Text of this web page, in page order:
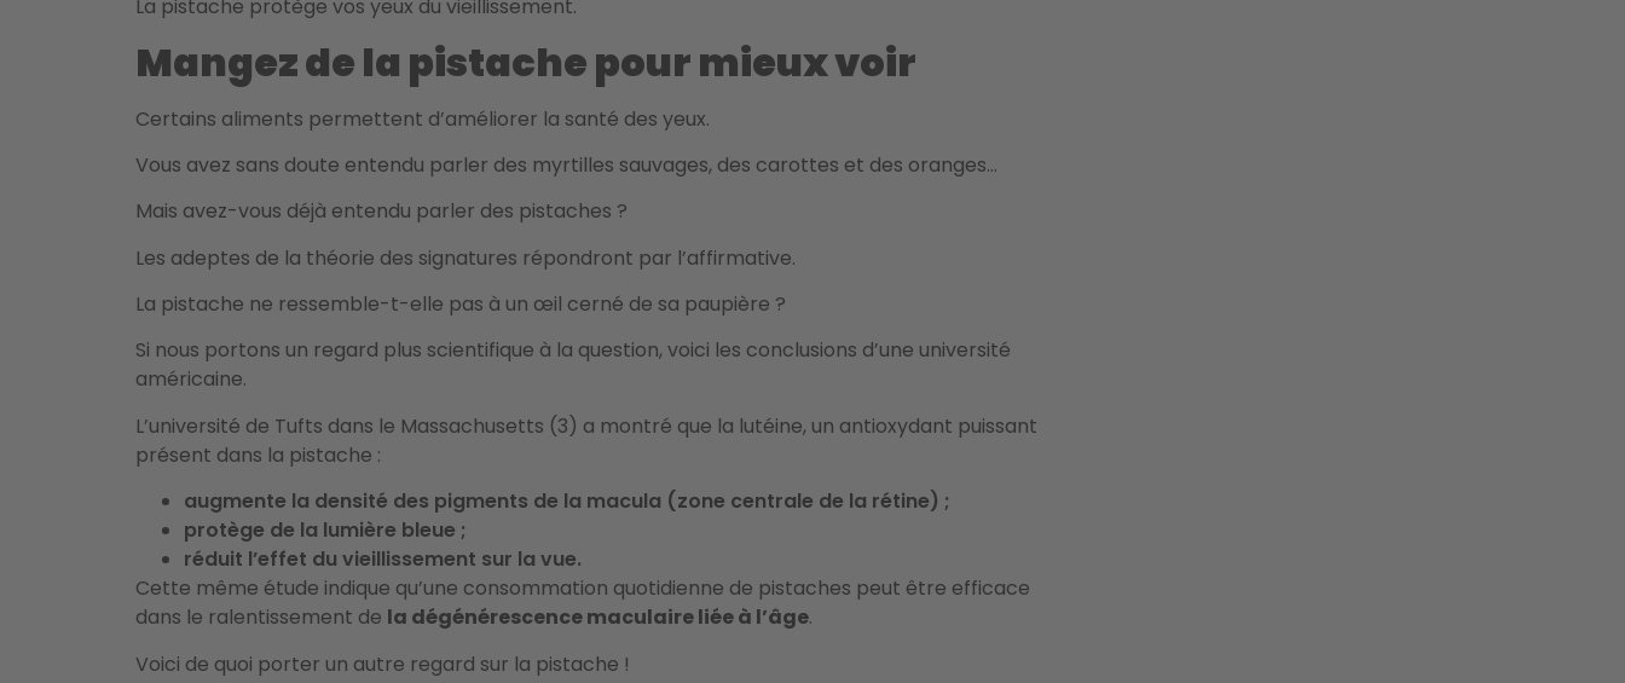
La pistache protège vos yeux du vieillissement.
Mangez de la pistache pour mieux voir
Certains aliments permettent d’améliorer la santé des yeux.
Vous avez sans doute entendu parler des myrtilles sauvages, des carottes et des oranges…
Mais avez-vous déjà entendu parler des pistaches ?
Les adeptes de la théorie des signatures répondront par l’affirmative.
La pistache ne ressemble-t-elle pas à un œil cerné de sa paupière ?
Si nous portons un regard plus scientifique à la question, voici les conclusions d’une université
américaine.
L’université de Tufts dans le Massachusetts (3) a montré que la lutéine, un antioxydant puissant
présent dans la pistache :
augmente la densité des pigments de la macula (zone centrale de la rétine) ;
protège de la lumière bleue ;
réduit l’effet du vieillissement sur la vue.
Cette même étude indique qu’une consommation quotidienne de pistaches peut être efficace
dans le ralentissement de la dégénérescence maculaire liée à l’âge.
Voici de quoi porter un autre regard sur la pistache !